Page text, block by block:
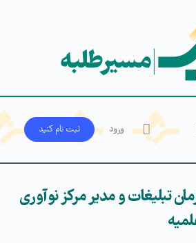
ورود ثبت‌ نام کنید
تبلیغات و مدیر مرکز نوآوری